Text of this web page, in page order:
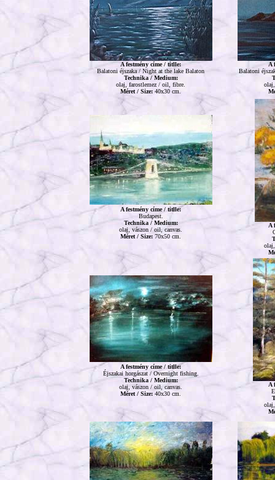
A festmény címe / titlle:
Balatoni éjszaka / Night at the lake Balaton
Technika / Medium:
olaj, farostlemez / oil, fibre.
Méret / Size: 40x30 cm.
A
Balatoni
A festmény címe / titlle:
Budapest.
Technika / Medium:
olaj, vászon / oil, canvas.
Méret / Size: 70x50 cm.
A
A festmény címe / titlle:
Éjszakai horgászat / Overnight fishing.
Technika / Medium:
olaj, vászon / oil, canvas.
Méret / Size: 40x30 cm.
A